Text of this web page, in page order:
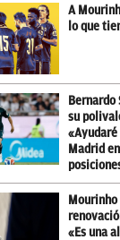
A
lo que
su
«Ayudaré
Madrid
«Es una